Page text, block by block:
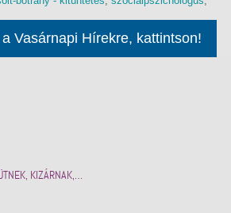
Vasárnapi Hírekre, kattintson!
KIZÁRNAK,…